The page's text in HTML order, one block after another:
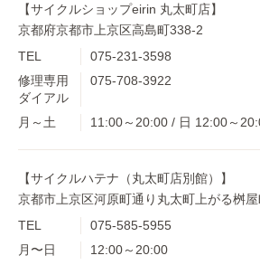
【サイクルショップeirin 丸太町店】
京都府京都市上京区高島町338-2
TEL
075-231-3598
修理専用
ダイアル
075-708-3922
月～土 11:00～20:00 / 日 12:00～
【サイクルハテナ（丸太町店別館）】
京都市上京区河原町通り丸太町上がる桝
TEL
075-585-5955
月〜日
12:00～20:00